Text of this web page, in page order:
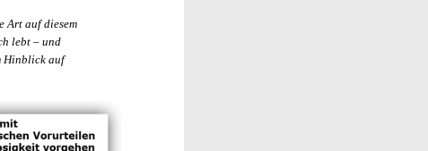
Art auf diesem
lebt – und
Hinblick auf